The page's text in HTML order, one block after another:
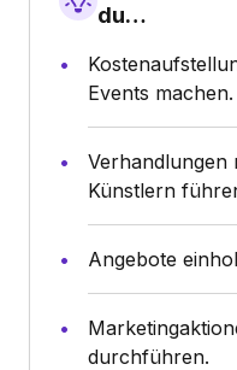
du…
Events machen.
Verhandlungen
Künstlern
Angebote
durchführen.